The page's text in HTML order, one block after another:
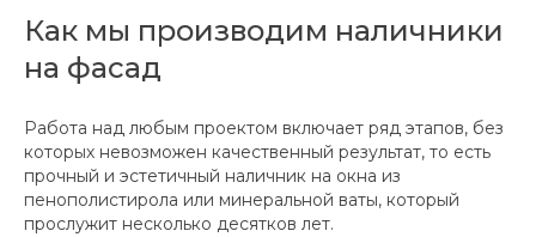
Как мы производим наличники
на фасад
Работа над любым проектом включает ряд этапов, без
которых невозможен качественный результат, то есть
прочный и эстетичный наличник на окна из
пенополистирола или минеральной ваты, который
прослужит несколько десятков лет.